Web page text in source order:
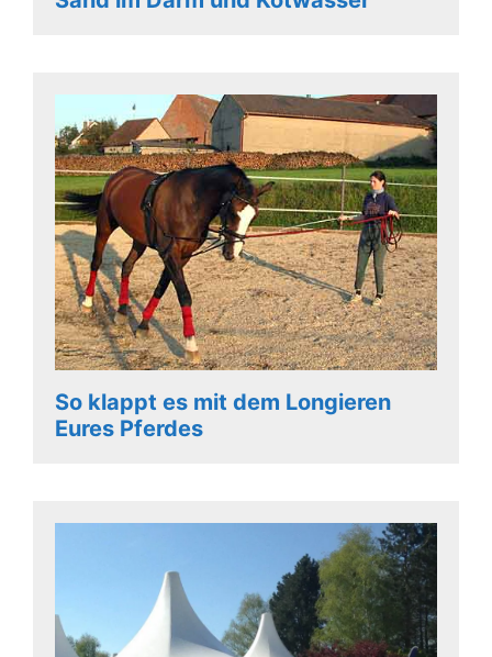
So klappt es mit dem Longieren
Eures Pferdes